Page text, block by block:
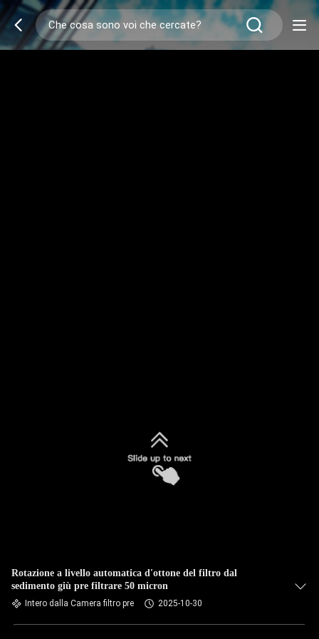
Rotazione a livello automatica d'ottone del filtro dal
sedimento giù pre filtrare 50 micron
Intero dalla Camera filtro pre 2025-10-30